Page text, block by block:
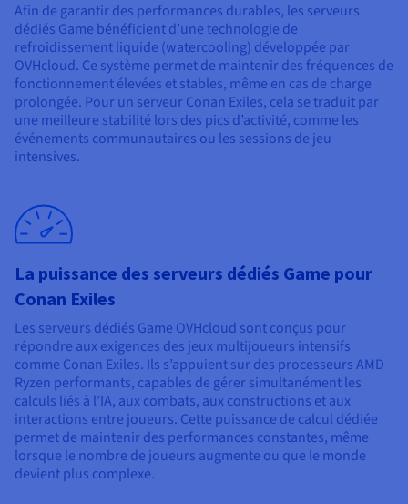
La puissance des serveurs dédiés Game pour
Conan Exiles
Les serveurs dédiés Game OVHcloud sont conçus pour
répondre aux exigences des jeux multijoueurs intensifs
comme Conan Exiles. Ils s’appuient sur des processeurs AMD
Ryzen performants, capables de gérer simultanément les
calculs liés à l’IA, aux combats, aux constructions et aux
interactions entre joueurs. Cette puissance de calcul dédiée
permet de maintenir des performances constantes, même
lorsque le nombre de joueurs augmente ou que le monde
devient plus complexe.
Afin de garantir des performances durables, les serveurs
dédiés Game bénéficient d’une technologie de
refroidissement liquide (watercooling) développée par
OVHcloud. Ce système permet de maintenir des fréquences de
fonctionnement élevées et stables, même en cas de charge
prolongée. Pour un serveur Conan Exiles, cela se traduit par
une meilleure stabilité lors des pics d’activité, comme les
événements communautaires ou les sessions de jeu
intensives.